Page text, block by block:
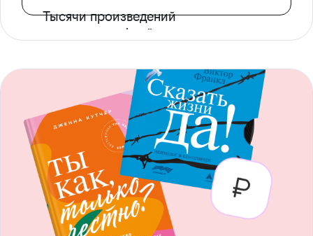
Тысячи произведений
с доступом офлайн